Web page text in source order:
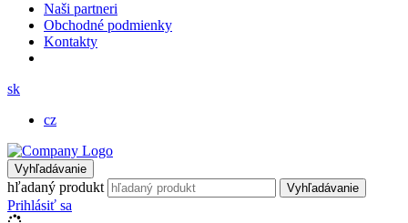
Naši partneri
Obchodné podmienky
Kontakty
sk
cz
Vyhľadávanie
hľadaný produkt Vyhľadávanie
Prihlásiť sa